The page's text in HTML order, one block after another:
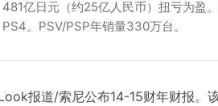
481亿日元（约25亿人民币）扭亏为盈
PS4。PSV/PSP年销量330万台。
报道/索尼公布14-15财年财报。